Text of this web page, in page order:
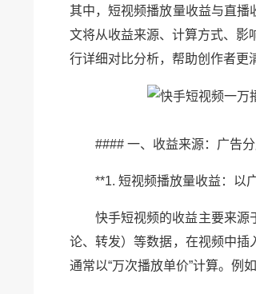
其中，短视频播放量收益与直
文将从收益来源、计算方式、影
行详细对比分析，帮助创作者更
#### 一、收益来源：广告
**1. 短视频播放量收益：以
快手短视频的收益主要来源
论、转发）等数据，在视频中
通常以“万次播放单价”计算。例